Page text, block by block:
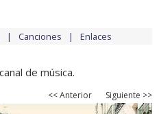
Canciones Enlaces
de música.
<< Anterior Siguiente >>